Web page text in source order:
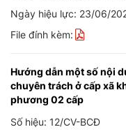
Ngày hiệu lực: 23/06/
File đính kèm:
Hướng dẫn một số nội
chuyên trách ở cấp xã
phương 02 cấp
Số hiệu: 12/CV-BCĐ